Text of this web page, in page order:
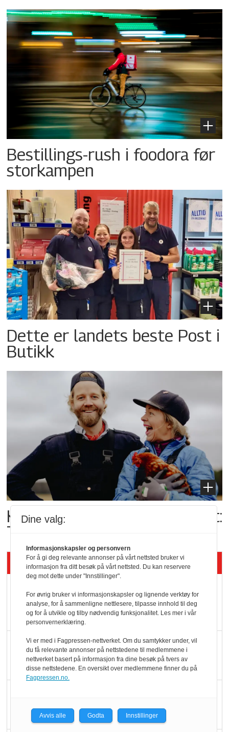
Bestillings-rush i foodora før
storkampen
Dette er landets beste Post i
Butikk
Kolonihagens norske yoghurt:
Trues av melkemangel
Siste artikler - KBS
Mat er viktigere enn
pris når elbilister
velger ladestopp
Ti bensinstasjoner
legger ned hver måned
oktan
Dine valg:
Informasjonskapsler og personvern
For å gi deg relevante annonser på vårt nettsted bruker vi
informasjon fra ditt besøk på vårt nettsted. Du kan reservere
deg mot dette under "Innstillinger".
For øvrig bruker vi informasjonskapsler og lignende verktøy for
analyse, for å sammenligne nettlesere, tilpasse innhold til deg
og for å utvikle og tilby nødvendig funksjonalitet. Les mer i vår
personvernerklæring.
Vi er med i Fagpressen-nettverket. Om du samtykker under, vil
du få relevante annonser på nettstedene til medlemmene i
nettverket basert på informasjon fra dine besøk på tvers av
disse nettstedene. En oversikt over medlemmene finner du på
Fagpressen.no.
Avvis alle Godta Innstillinger